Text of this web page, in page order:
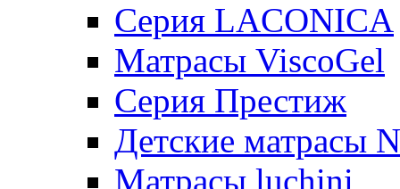
Серия LACONICA
Матрасы ViscoGel
Серия Престиж
Детские матрасы
Матрасы luchini